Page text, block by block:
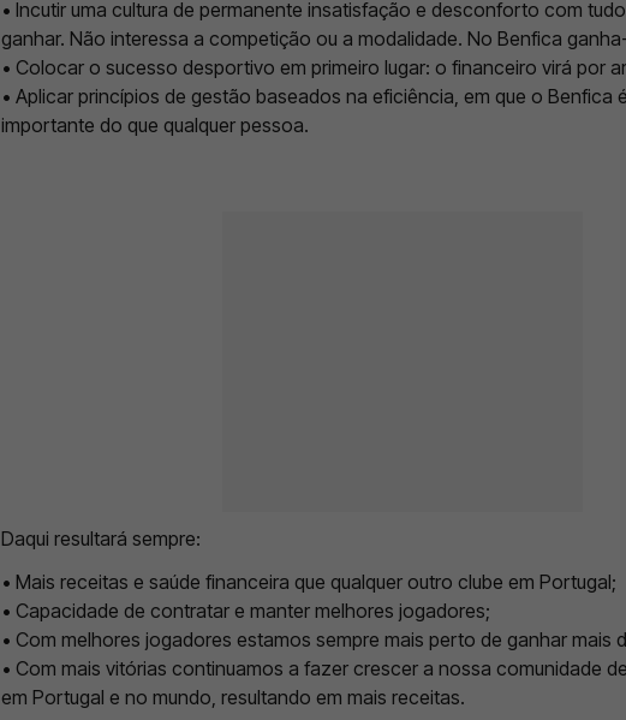
• Incutir uma cultura de permanente insatisfação e desconforto com
ganhar. Não interessa a competição ou a modalidade. No Benfica
• Colocar o sucesso desportivo em primeiro lugar: o financeiro virá por
• Aplicar princípios de gestão baseados na eficiência, em que o Benfica
importante do que qualquer pessoa.
Daqui resultará sempre:
• Mais receitas e saúde financeira que qualquer outro clube em Portugal;
• Capacidade de contratar e manter melhores jogadores;
• Com melhores jogadores estamos sempre mais perto de ganhar mais
• Com mais vitórias continuamos a fazer crescer a nossa comunidade
em Portugal e no mundo, resultando em mais receitas.